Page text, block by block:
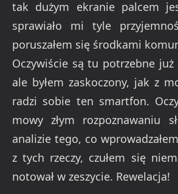
tak dużym ekranie palcem
sprawiało mi tyle
poruszałem się środkami
Oczywiście są tu potrzebne już
ale byłem zaskoczony, jak z
radzi sobie ten smartfon.
mowy złym rozpoznawaniu
analizie tego, co
z tych rzeczy, czułem się
notował w zeszycie. Rewelacja!